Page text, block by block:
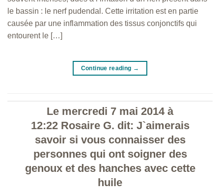
le bassin : le nerf pudendal. Cette irritation est en partie
causée par une inflammation des tissus conjonctifs qui
entourent le […]
Continue reading →
Le mercredi 7 mai 2014 à
12:22 Rosaire G. dit: J`aimerais
savoir si vous connaisser des
personnes qui ont soigner des
genoux et des hanches avec cette
huile